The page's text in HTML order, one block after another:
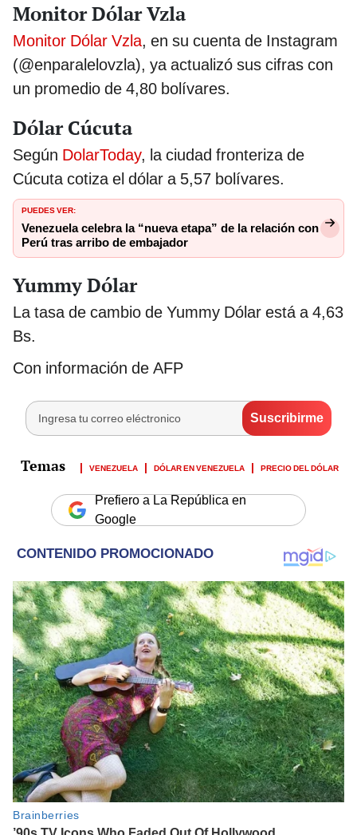
Monitor Dólar Vzla
Monitor Dólar Vzla, en su cuenta de Instagram
(@enparalelovzla), ya actualizó sus cifras con
un promedio de 4,80 bolívares.
Dólar Cúcuta
Según DolarToday, la ciudad fronteriza de
Cúcuta cotiza el dólar a 5,57 bolívares.
PUEDES VER:
Venezuela celebra la “nueva etapa” de la relación con
Perú tras arribo de embajador
Yummy Dólar
La tasa de cambio de Yummy Dólar está a 4,63
Bs.
Con información de AFP
VENEZUELA DÓLAR EN VENEZUELA PRECIO DEL DÓLAR
Prefiero a La República en
Google